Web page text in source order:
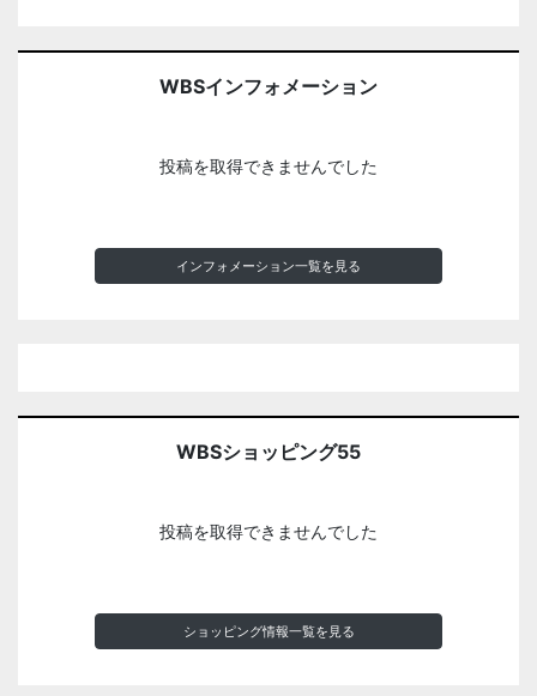
WBSインフォメーション
投稿を取得できませんでした
インフォメーション一覧を見る
WBSショッピング55
投稿を取得できませんでした
ショッピング情報一覧を見る